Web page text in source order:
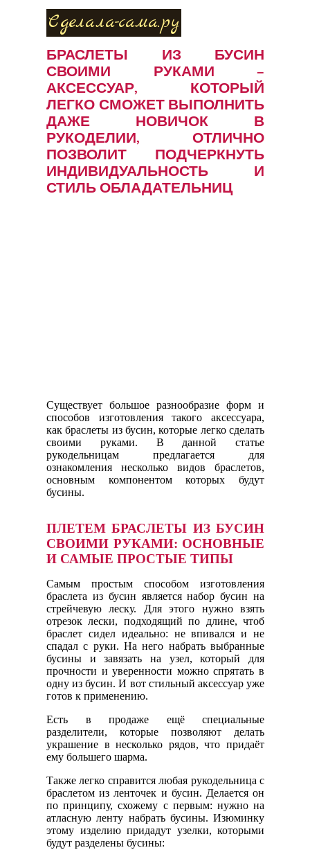
Сделала-сама.ру
БРАСЛЕТЫ ИЗ БУСИН
СВОИМИ РУКАМИ –
АКСЕССУАР, КОТОРЫЙ
ЛЕГКО СМОЖЕТ ВЫПОЛНИТЬ
ДАЖЕ НОВИЧОК В
РУКОДЕЛИИ, ОТЛИЧНО
ПОЗВОЛИТ ПОДЧЕРКНУТЬ
ИНДИВИДУАЛЬНОСТЬ И
СТИЛЬ ОБЛАДАТЕЛЬНИЦ
Существует большое разнообразие форм и
способов изготовления такого аксессуара,
как браслеты из бусин, которые легко сделать
своими руками. В данной статье
рукодельницам предлагается для
ознакомления несколько видов браслетов,
основным компонентом которых будут
бусины.
ПЛЕТЕМ БРАСЛЕТЫ ИЗ БУСИН
СВОИМИ РУКАМИ: ОСНОВНЫЕ
И САМЫЕ ПРОСТЫЕ ТИПЫ
Самым простым способом изготовления
браслета из бусин является набор бусин на
стрейчевую леску. Для этого нужно взять
отрезок лески, подходящий по длине, чтоб
браслет сидел идеально: не впивался и не
спадал с руки. На него набрать выбранные
бусины и завязать на узел, который для
прочности и уверенности можно спрятать в
одну из бусин. И вот стильный аксессуар уже
готов к применению.
Есть в продаже ещё специальные
разделители, которые позволяют делать
украшение в несколько рядов, что придаёт
ему большего шарма.
Также легко справится любая рукодельница с
браслетом из ленточек и бусин. Делается он
по принципу, схожему с первым: нужно на
атласную ленту набрать бусины. Изюминку
этому изделию придадут узелки, которыми
будут разделены бусины: